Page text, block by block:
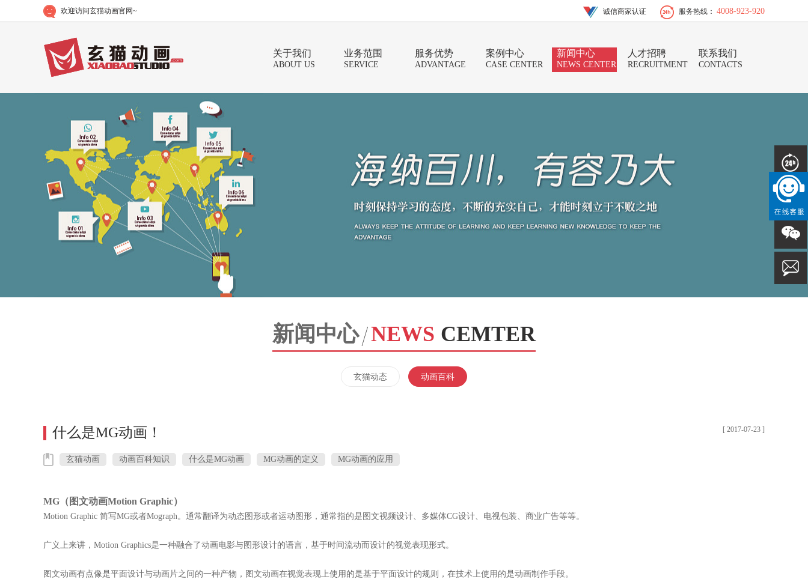
欢迎访问玄猫动画官网~ 诚信商家认证 服务热线： 4008-923-920
关于我们
ABOUT US
业务范围
SERVICE
服务优势
ADVANTAGE
案例中心
CASE CENTER
新闻中心
NEWS CENTER
人才招聘
RECRUITMENT
联系我们
CONTACTS
新闻中心 NEWS CEMTER
玄猫动态 动画百科
什么是MG动画！ [ 2017-07-23 ]
玄猫动画 动画百科知识 什么是MG动画 MG动画的定义 MG动画的应用
MG（图文动画Motion Graphic）
Motion Graphic 简写MG或者Mograph。通常翻译为动态图形或者运动图形，通常指的是图文视频设计、多媒体CG设计、电视包装、商业广告等等。
广义上来讲，Motion Graphics是一种融合了动画电影与图形设计的语言，基于时间流动而设计的视觉表现形式。
图文动画有点像是平面设计与动画片之间的一种产物，图文动画在视觉表现上使用的是基于平面设计的规则，在技术上使用的是动画制作手段。